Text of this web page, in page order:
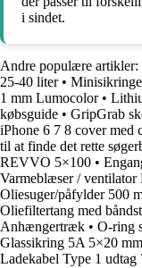
i sindet.
Andre populære artikler:
25-40 liter•
1 mm Lumocolor•
købsguide • GripGrab
iPhone 6 7 8 cover med
til at finde det rette
REVVO 5×100 •
Varmeblæser / ventilator
Oliesuger/påfylder 500
Oliefiltertang med
Anhængertræk • O-ring
Glassikring 5A 5×20
Ladekabel Type 1